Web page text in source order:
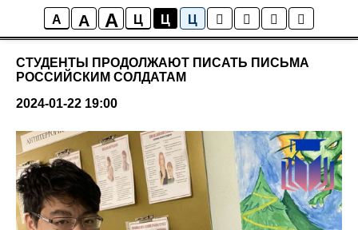
A A A Ц Ц Ц
Новости колледжа
СТУДЕНТЫ ПРОДОЛЖАЮТ ПИСАТЬ ПИСЬМА
РОССИЙСКИМ СОЛДАТАМ
2024-01-22 19:00